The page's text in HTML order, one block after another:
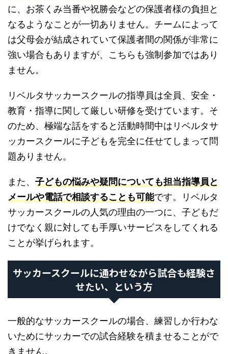
に、お茶くみ当番や祝勝会などの保護者様の負担と
なるようなことが一切ありません。チームによって
は父母会が結成されていて保護者間の関係が非常に
強い場合もありますが、こちらも強制参加ではあり
ません。
リベルタサッカースクールの指導員は全員、安全・
教育・指導に関して厳しい研修を受けています。そ
のため、極端な話をすると活動時間中はリベルタサ
ッカースクールに子どもを完全に任せてしまって問
題ありません。
また、 子どもの悩みや疑問についても担当指導員と
メールや電話で相談することも可能です。リベルタ
サッカースクールの人気の理由の一つに、子どもだ
けでなく親に対しても手厚いサービスをしてくれる
ことが挙げられます。
サッカースクールに通わせながら試合も経験さ
せたい、という方
一般的なサッカースクールの場合、練習しか行わな
いためにサッカーでの試合経験を積ませることがで
きません。